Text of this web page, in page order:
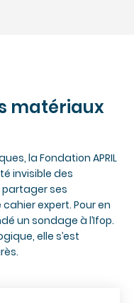
matériaux
la Fondation APRIL
invisible des
ses
expert. Pour en
un sondage à l’Ifop.
elle s’est
.